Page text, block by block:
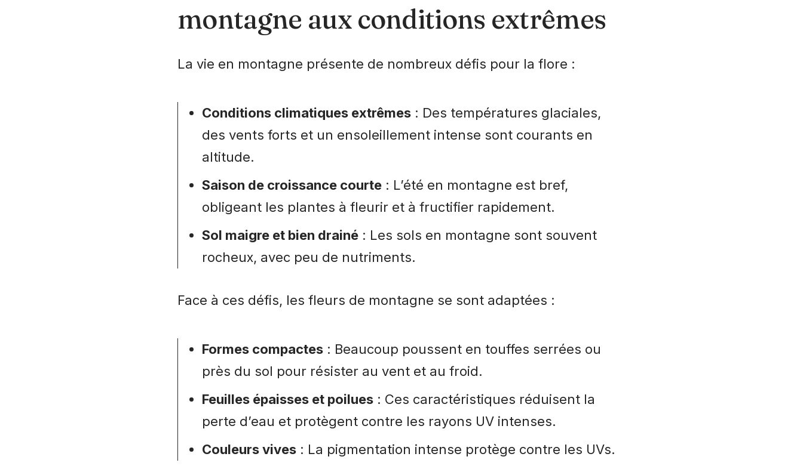
montagne aux conditions extrêmes
La vie en montagne présente de nombreux défis pour la flore :
Conditions climatiques extrêmes : Des températures glaciales,
des vents forts et un ensoleillement intense sont courants en
altitude.
Saison de croissance courte : L’été en montagne est bref,
obligeant les plantes à fleurir et à fructifier rapidement.
Sol maigre et bien drainé : Les sols en montagne sont souvent
rocheux, avec peu de nutriments.
Face à ces défis, les fleurs de montagne se sont adaptées :
Formes compactes : Beaucoup poussent en touffes serrées ou
près du sol pour résister au vent et au froid.
Feuilles épaisses et poilues : Ces caractéristiques réduisent la
perte d’eau et protègent contre les rayons UV intenses.
Couleurs vives : La pigmentation intense protège contre les UVs.